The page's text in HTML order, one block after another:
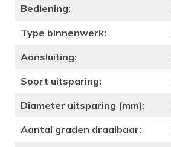
Bediening:
Type binnenwerk:
Aansluiting:
Soort uitsparing:
Diameter uitsparing (mm):
Aantal graden draaibaar: